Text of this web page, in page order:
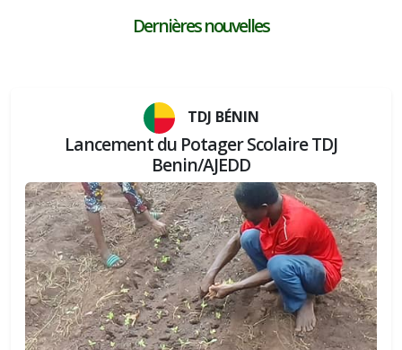
Dernières nouvelles
TDJ BÉNIN
Lancement du Potager Scolaire TDJ
Benin/AJEDD